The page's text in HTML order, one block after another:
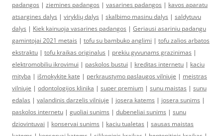
padangos | ziemines padangos | vasarines padangos | kavos aparatu
atsargines dalys | viryklių dalys | skalbimo masinu dalys | saldytuvu
dalys | Kiek kainuoja vasarines padangos | Geriausi asariniu padangu
gamintojai 2021 metais | tofu su bambuko anglimi | tofu zalios arbatos
ekstraktu | tofu kraikas originalus | prekiu gyvunams grazinimas |
elektromobiliu ikrovimui | paskolos bustui | kreditas internetu | kaciu
mityba | išmokykite katę | perkraustymo paslaugos vilniuje | meistras
vilniuje | odontologijos klinika | super premium | sunu maistas | sunu
edalas | valandinis darzelis vilniuje | josera katems | josera sunims |
paskolos internetu | guoliai sunims | dubeneliai sunims | sunu
dziovintuvai | konservai sunims | kaciu tualetas | sausas maistas